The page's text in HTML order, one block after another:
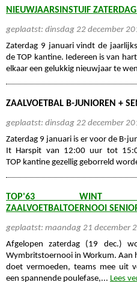
NIEUWJAARSINSTUIF
geplaatst: dinsdag 22 december
Zaterdag 9 januari vindt de
de TOP kantine. Iedereen is van
elkaar een gelukkig nieuwjaar te
ZAALVOETBAL B-JUNIOREN +
geplaatst: dinsdag 22 december
Zaterdag 9 januari is er voor de B-
It Harspit van 12:00 uur tot
TOP kantine gezellig geborreld
TOP'63 WINT
ZAALVOETBALTOERNOOI
geplaatst: maandag 21 december
Afgelopen zaterdag (19 dec.)
Wymbritstoernooi in Workum. Aan
doet vermoeden, teams mee uit
een spannende poulefase,... Lees